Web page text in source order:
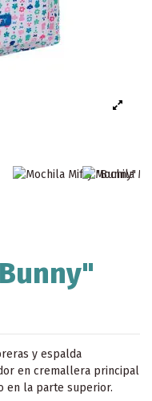
y espalda
en cremallera principal
en la parte superior.